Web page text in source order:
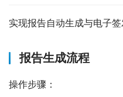
实现报告自动生成与电子签
报告生成流程
操作步骤：